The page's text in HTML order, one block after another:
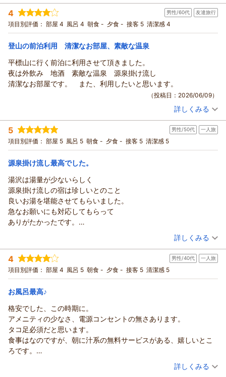
宿泊時期： 2026年08月宿泊 (夫婦旅行)
投稿者： wakameさん
宿泊プラン： 【長岡花火】インアウト特別時間 ☆素泊まり☆ お部屋タイ
プ宿におまかせ
その他 食事なし
宿泊価格帯： 16,001～17,000円(大人一人あたり/税込)
4 男性/60代 友達旅行
項目別評価： 部屋 4 風呂 4 朝食 - 夕食 - 接客 5 清潔感 4
登山の前泊利用 清潔なお部屋、素敵な温泉
平標山に行く前泊に利用させて頂きました。
夜は外飲み 地酒 素敵な温泉 源泉掛け流し
清潔なお部屋です。 また、利用したいと思います。
（投稿日：2026/06/09）
投稿者： ごくうさん(男性/60代)
宿泊プラン： 洋ツイン 素泊まりエコノミー 源泉かけ流しの湯 【今年で
90周年】 ビジネスにリゾートに
ツイン 食事なし
宿泊価格帯： 7,001～8,000円(大人一人あたり/税込)
詳しくみる
5 男性/50代 一人旅
項目別評価： 部屋 5 風呂 5 朝食 - 夕食 - 接客 5 清潔感 5
源泉掛け流し最高でした。
湯沢は湯量が少ないらしく
源泉掛け流しの宿は珍しいとのこと
良いお湯を堪能させてもらいました。
急なお願いにも対応してもらって
ありがたかったです。
至れり尽くせりです。
（投稿日：2026/03/16）
宿泊時期： 2026年03月宿泊 (一人旅)
投稿者： たけさん(男性/50代)
宿泊プラン： 洋シングル素泊り【超コンパクト】快適Wifi ビジネスにリゾー
トに
シングル 食事なし
宿泊価格帯：
越後湯沢温泉 広川ホテルからの返信
ご利用頂き、誠に有難うございました。
又のお越しを心よりお待ち申し上げております。
（返信日：2026/03/17）
詳しくみる
4 男性/40代 一人旅
項目別評価： 部屋 4 風呂 5 朝食 - 夕食 - 接客 5 清潔感 5
お風呂最高♪
格安でした、この時期に。
アメニティの少なさ、電源コンセントの無さあります。
タコ足必須だと思います。
食事はなのですが、朝に汁系の無料サービスがある、嬉しいとこ
ろです。
（投稿日：2025/12/29）
詳しくみる